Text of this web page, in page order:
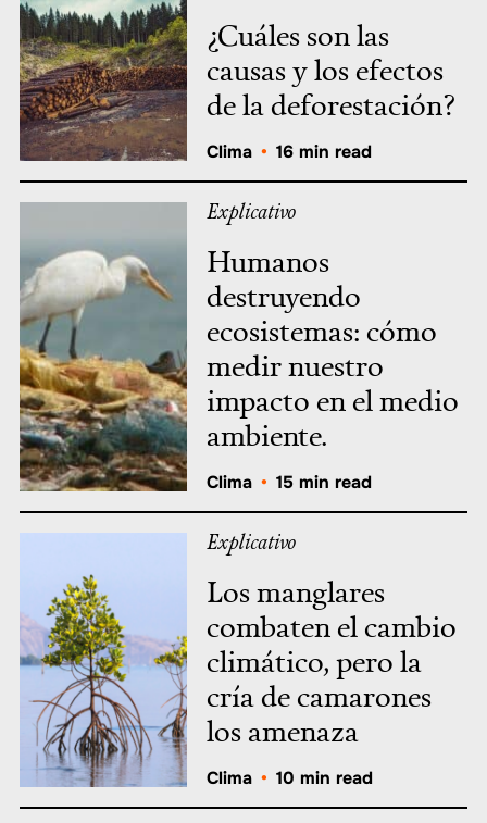
¿Cuáles son las
causas y los efectos
de la deforestación?
Clima • 16 min read
Explicativo
Humanos
destruyendo
ecosistemas: cómo
medir nuestro
impacto en el medio
ambiente.
Clima • 15 min read
Explicativo
Los manglares
combaten el cambio
climático, pero la
cría de camarones
los amenaza
Clima • 10 min read